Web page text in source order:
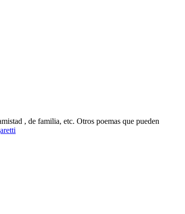
, de familia, etc. Otros poemas que pueden